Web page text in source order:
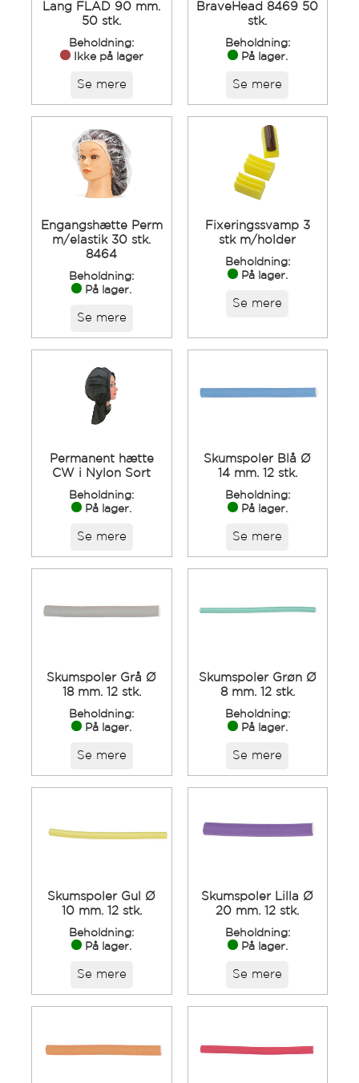
Lang FLAD 90 mm.
50 stk.
Beholdning:
Ikke på lager
Se mere
BraveHead 8469 50
stk.
Beholdning:
På lager.
Se mere
Engangshætte Perm
m/elastik 30 stk.
8464
Beholdning:
På lager.
Se mere
Fixeringssvamp 3
stk m/holder
Beholdning:
På lager.
Se mere
Permanent hætte
CW i Nylon Sort
Beholdning:
På lager.
Se mere
Skumspoler Blå Ø
14 mm. 12 stk.
Beholdning:
På lager.
Se mere
Skumspoler Grå Ø
18 mm. 12 stk.
Beholdning:
På lager.
Se mere
Skumspoler Grøn Ø
8 mm. 12 stk.
Beholdning:
På lager.
Se mere
Skumspoler Gul Ø
10 mm. 12 stk.
Beholdning:
På lager.
Se mere
Skumspoler Lilla Ø
20 mm. 12 stk.
Beholdning:
På lager.
Se mere